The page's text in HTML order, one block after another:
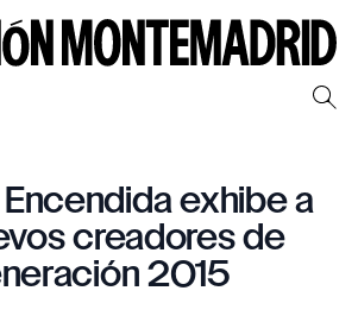
Encendida exhibe a
creadores de
2015